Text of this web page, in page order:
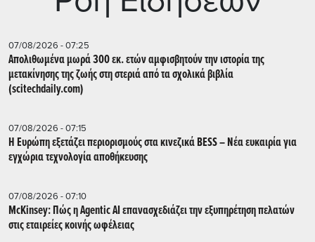
07/08/2026 - 07:25
Απολιθωμένα μωρά 300 εκ. ετών αμφισβητούν την ιστορία της
μετακίνησης της ζωής στη στεριά από τα σχολικά βιβλία
(scitechdaily.com)
07/08/2026 - 07:15
Η Ευρώπη εξετάζει περιορισμούς στα κινεζικά BESS – Νέα ευκαιρία για
εγχώρια τεχνολογία αποθήκευσης
07/08/2026 - 07:10
McKinsey: Πώς η Agentic AI επανασχεδιάζει την εξυπηρέτηση πελατών
στις εταιρείες κοινής ωφέλειας